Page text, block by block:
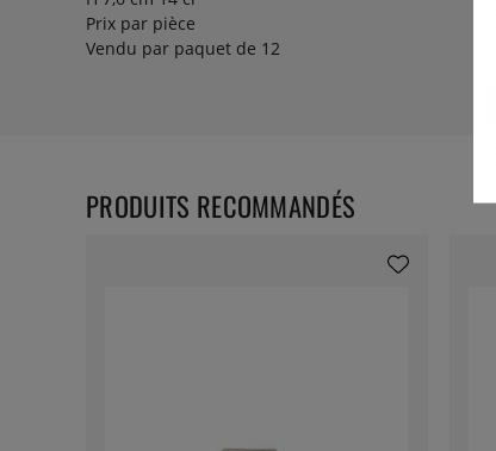
Prix par pièce
Vendu par paquet de 12
PRODUITS RECOMMANDÉS